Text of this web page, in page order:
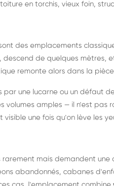
en torchis, vieux foin,
des emplacements
de quelques mètres,
remonte alors dans la
par une lucarne ou un défaut
volumes amples — il n'est pas
une fois qu'on lève les
mais demandent une
abandonnés, cabanes